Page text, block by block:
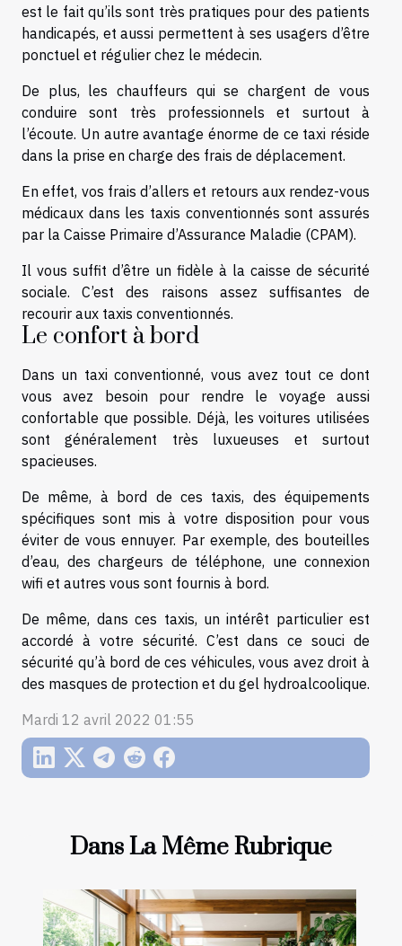
est le fait qu’ils sont très pratiques pour des patients
handicapés, et aussi permettent à ses usagers d’être
ponctuel et régulier chez le médecin.
De plus, les chauffeurs qui se chargent de vous
conduire sont très professionnels et surtout à
l’écoute. Un autre avantage énorme de ce taxi réside
dans la prise en charge des frais de déplacement.
En effet, vos frais d’allers et retours aux rendez-vous
médicaux dans les taxis conventionnés sont assurés
par la Caisse Primaire d’Assurance Maladie (CPAM).
Il vous suffit d’être un fidèle à la caisse de sécurité
sociale. C’est des raisons assez suffisantes de
recourir aux taxis conventionnés.
Le confort à bord
Dans un taxi conventionné, vous avez tout ce dont
vous avez besoin pour rendre le voyage aussi
confortable que possible. Déjà, les voitures utilisées
sont généralement très luxueuses et surtout
spacieuses.
De même, à bord de ces taxis, des équipements
spécifiques sont mis à votre disposition pour vous
éviter de vous ennuyer. Par exemple, des bouteilles
d’eau, des chargeurs de téléphone, une connexion
wifi et autres vous sont fournis à bord.
De même, dans ces taxis, un intérêt particulier est
accordé à votre sécurité. C’est dans ce souci de
sécurité qu’à bord de ces véhicules, vous avez droit à
des masques de protection et du gel hydroalcoolique.
Mardi 12 avril 2022 01:55
Dans La Même Rubrique